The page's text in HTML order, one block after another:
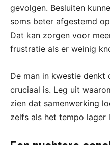
gevolgen. Besluiten
soms beter afgestemd
Dat kan zorgen voor
frustratie als er weinig
De man in kwestie denkt
cruciaal is. Leg uit
zien dat samenwerking
zelfs als het tempo lager